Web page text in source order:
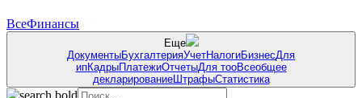
ВсеФинансы
Еще
ДокументыБухгалтерияУчетНалогиБизнесДля
ипКадрыПлатежиОтчетыДля тооВсеобщее
декларированиеШтрафыСтатистика